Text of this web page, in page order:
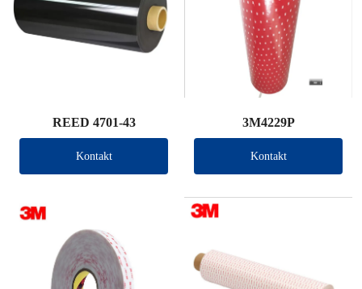
REED 4701-43
Kontakt
3M4229P
Kontakt